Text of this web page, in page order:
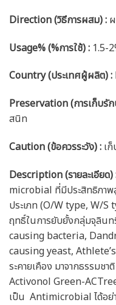
Direction (วิธีการผสม) :
Usage% (%การใช้) : 1.5-
Country (ประเทศผู้ผลิต) :
Preservation (การเก็บรัก
สนิท
Caution(ข้อควรระวัง) : เ
Description (รายละเอียด)
microbial ที่มีประสิทธิภาพ
ประเภท (O/W type, W/
ฤทธิ์ในการยับยั้งกลุ่มจุลินท
causing bacteria,
causing yeast,
ระคายเคือง มาจากธรรมช
Activonol Green-
เป็น Antimicrobial ได้อย่